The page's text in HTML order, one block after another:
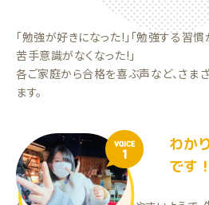
「勉強が好きになった!」「勉強する習慣
苦手意識がなくなった!」
各ご家庭から合格を喜ぶ声など、さま
ます。
VOICE
1
わか
です！